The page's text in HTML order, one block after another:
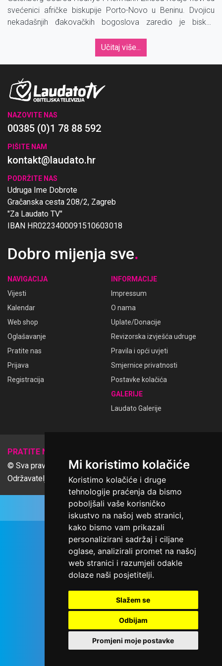
Mi koristimo kolačiće
Koristimo kolačiće i druge
tehnologije praćenja da bismo
poboljšali vaše korisničko
iskustvo na našoj web stranici,
kako bismo vam prikazali
personalizirani sadržaj i ciljane
oglase, analizirali promet na našoj
web stranici i razumjeli odakle
dolaze naši posjetitelji.
Slažem se
Odbijam
Promjeni moje postavke
svećenici afričke biskupije Porto-Novo u Beninu. Dvojicu
nekadašnjih đakovačkih bogoslova zaredio je biskup
Učitaj više...
NAZOVITE NAS
00385 (0)1 78 88 592
PIŠITE NAM
kontakt@laudato.hr
PODRŽITE NAS
Udruga Ime Dobrote
Gračanska cesta 208/2, Zagreb
"Za Laudato TV"
IBAN HR0223400091510603018
Dobro mijenja sve.
NAVIGACIJA
Vijesti
Kalendar
Web shop
Oglašavanje
Pratite nas
Prijava
Registracija
INFORMACIJE
Impressum
O nama
Uplate/Donacije
Revizorska izvješća udruge
Pravila i opći uvjeti
Smjernice privatnosti
Postavke kolačića
GALERIJE
Laudato Galerije
PRATITE NAS
© Sva prava pridržana Udruga Ime dobrote
Održavatelj Netcom d.o.o., Riva 6, Rijeka